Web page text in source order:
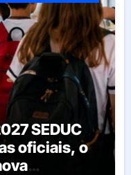
SEDUC
oficiais, o